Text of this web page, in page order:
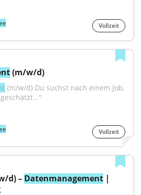
Vollzeit
(m/w/d)
(m/w/d) Du suchst nach einem Job,
Vollzeit
d) – Datenmanagement |